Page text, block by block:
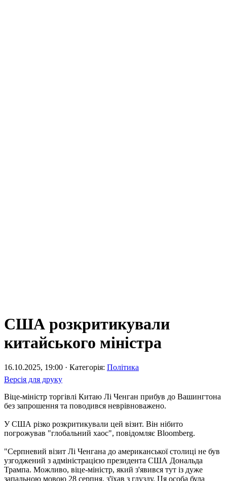
США розкритикували
китайського міністра
16.10.2025, 19:00 · Категорія: Політика
Версія для друку
Віце-міністр торгівлі Китаю Лі Ченган прибув до Вашингтона
без запрошення та поводився неврівноважено.
У США різко розкритикували цей візит. Він нібито
погрожував "глобальний хаос", повідомляє Bloomberg.
"Серпневий візит Лі Ченгана до американської столиці не був
узгоджений з адміністрацією президента США Дональда
Трампа. Можливо, віце-міністр, який з'явився тут із дуже
запальною мовою 28 серпня, з'їхав з глузду. Ця особа була